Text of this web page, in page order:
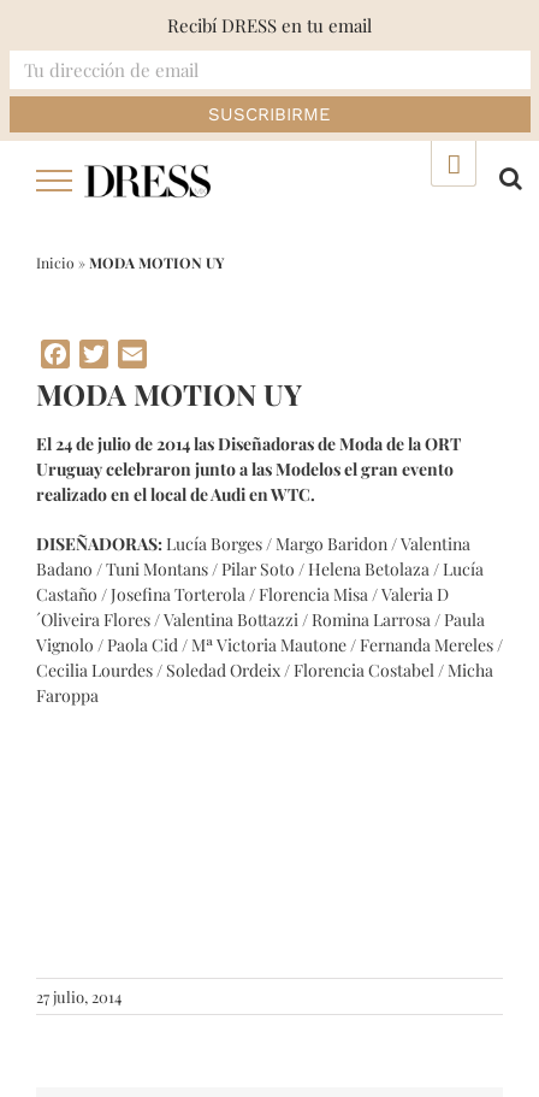
Inicio »MODA MOTION UY
Facebook
Twitter
MODA MOTION UY
El 24 de julio de 2014 las Diseñadoras de Moda de la ORT
Uruguay celebraron junto a las Modelos el gran evento
realizado en el local de Audi en WTC.
DISEÑADORAS:Lucía Borges / Margo Baridon / Valentina
Badano / Tuni Montans / Pilar Soto / Helena Betolaza / Lucía
Castaño / Josefina Torterola / Florencia Misa / Valeria D
´Oliveira Flores / Valentina Bottazzi / Romina Larrosa / Paula
Vignolo / Paola Cid / Mª Victoria Mautone / Fernanda Mereles /
Cecilia Lourdes / Soledad Ordeix / Florencia Costabel / Micha
Faroppa
27 julio, 2014
Recibí DRESS en tu email